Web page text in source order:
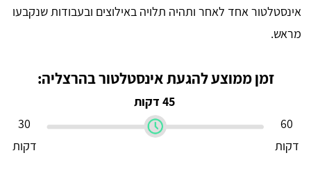
אינסטלטור אחד לאחר ותהיה תלויה באילוצים ובעבודות שנקבעו
מראש.
זמן ממוצע להגעת אינסטלטור בהרצליה:
45 דקות
60
דקות
30
דקות